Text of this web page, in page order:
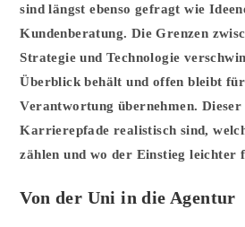
sind längst ebenso gefragt wie
Kundenberatung. Die Grenzen
Strategie und Technologie
Überblick behält und offen bleibt für
Verantwortung übernehmen.
Karrierepfade realistisch sind,
zählen und wo der Einstieg leichter
Von der Uni in die Agentur